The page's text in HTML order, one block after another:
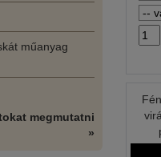
műanyag
megmutatni
»